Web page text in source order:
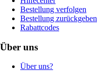
Bestellung verfolgen
Bestellung zurückgeben
Rabattcodes
Über uns
Über uns?